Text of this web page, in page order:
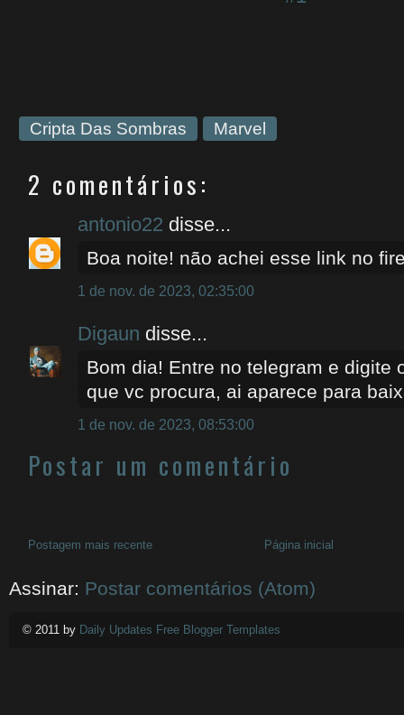
Cripta Das Sombras Marvel
2 comentários:
antonio22 disse...
Boa noite! não achei esse link no
1 de nov. de 2023, 02:35:00
Digaun disse...
Bom dia! Entre no telegram e digite
que vc procura, ai aparece para
1 de nov. de 2023, 08:53:00
Postar um comentário
Postagem mais recente Página inicial
Assinar: Postar comentários (Atom)
© 2011 by Daily Updates Free Blogger Templates